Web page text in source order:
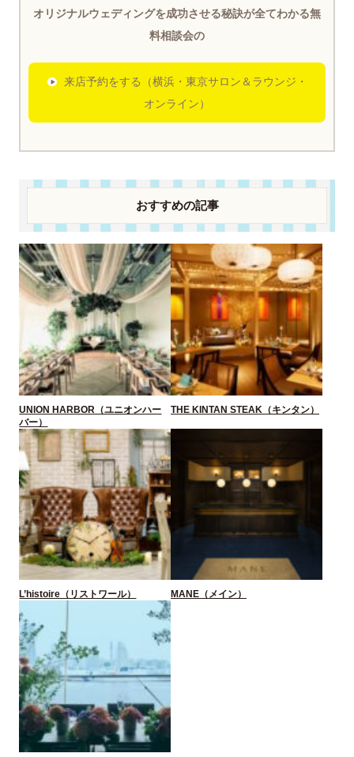
オリジナルウェディングを成功させる秘訣が全てわかる無
料相談会の
来店予約をする（横浜・東京サロン＆ラウンジ・
オンライン）
おすすめの記事
UNION HARBOR（ユニオンハー
バー）
THE KINTAN STEAK（キンタン）
L’histoire（リストワール） MANE（メイン）